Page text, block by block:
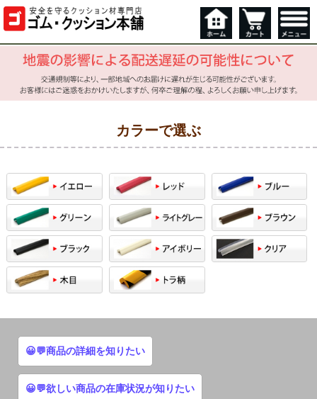
カラーで選ぶ
😀💬商品の詳細を知りたい
😀💬欲しい商品の在庫状況が知りたい